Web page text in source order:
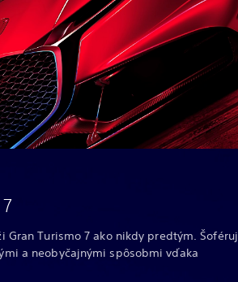
Gran Turismo 7 ako nikdy predtým. Šoféruj
a neobyčajnými spôsobmi vďaka